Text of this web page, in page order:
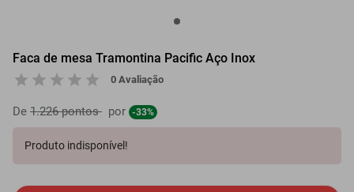
Faca de mesa Tramontina Pacific Aço Inox
0 Avaliação
De 1.226 pontos por -33%
Produto indisponível!